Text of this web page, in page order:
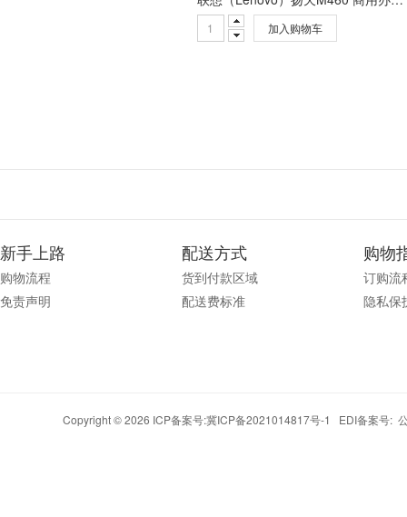
加入购物车
新手上路
购物流程
免责声明
配送方式
货到付款区域
配送费标准
购物
订购流
隐私保
Copyright © 2026 ICP备案号:冀ICP备2021014817号-1 EDI备案号: